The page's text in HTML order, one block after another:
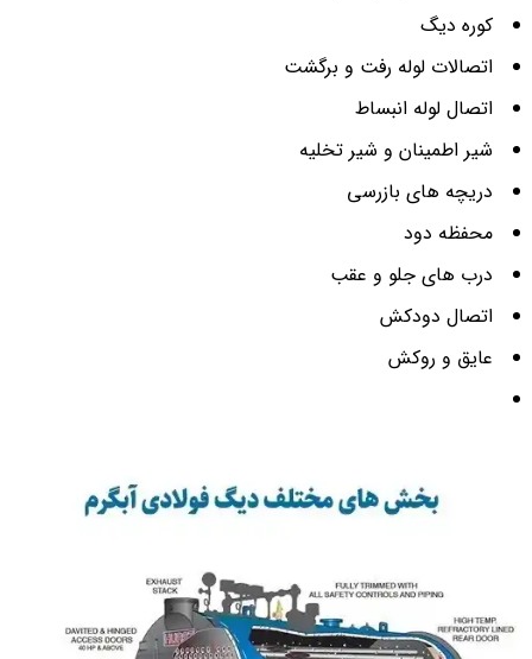
کوره دیگ
اتصالات لوله رفت و برگشت
اتصال لوله انبساط
شیر اطمینان و شیر تخلیه
دریچه های بازرسی
محفظه دود
درب های جلو و عقب
اتصال دودکش
عایق و روکش